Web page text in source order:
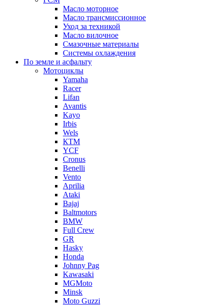
Масло моторное
Масло трансмиссионное
Уход за техникой
Масло вилочное
Смазочные материалы
Системы охлаждения
По земле и асфальту
Мотоциклы
Yamaha
Racer
Lifan
Avantis
Kayo
Irbis
Wels
КТМ
YCF
Cronus
Benelli
Vento
Aprilia
Ataki
Bajaj
Baltmotors
BMW
Full Crew
GR
Hasky
Honda
Johnny Pag
Kawasaki
MGMoto
Minsk
Moto Guzzi